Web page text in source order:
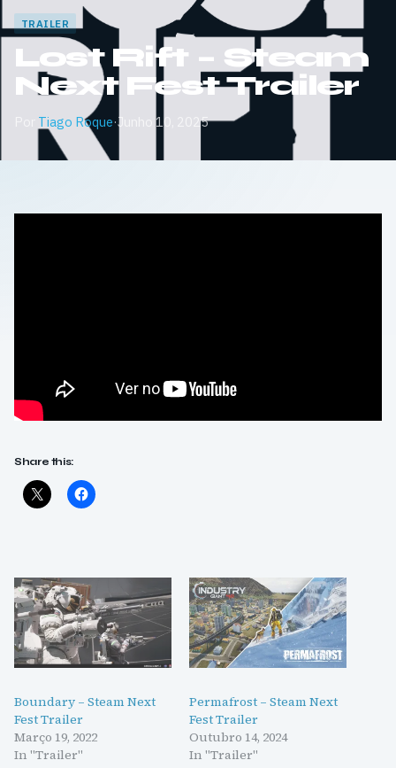
TRAILER
Lost Rift – Steam
Next Fest Trailer
Tiago Roque·Junho 10, 2025
Share this:
Boundary – Steam Next
Fest Trailer
Março 19, 2022
In "Trailer"
Permafrost – Steam Next
Fest Trailer
Outubro 14, 2024
In "Trailer"